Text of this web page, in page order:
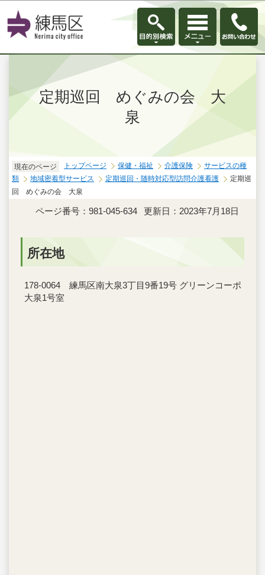
このページの本文へ移動
定期巡回 めぐみの会 大
泉
現在のページ トップページ 保健・福祉 介護保険
サービスの種
類
地域密着型サービス 定期巡回・随時対応型訪問介護看護
定期巡
回 めぐみの会 大泉
ページ番号：981-045-634 更新日：2023年7月18日
所在地
178-0064 練馬区南大泉3丁目9番19号 グリーンコーポ
大泉1号室